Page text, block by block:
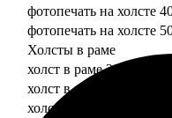
фотопечать на холсте
фотопечать на холсте
Холсты в раме
холст в раме 20х20
холст в раме 20х30
холст в раме 30х30